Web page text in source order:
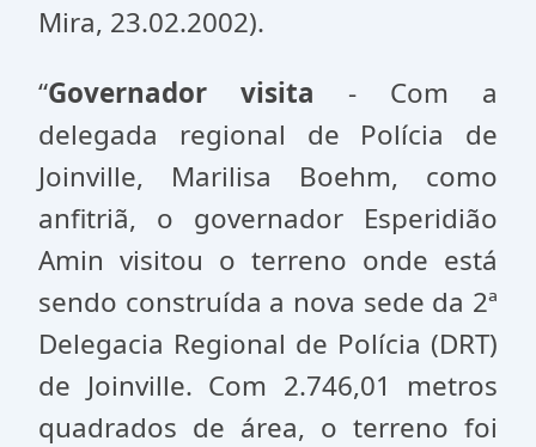
Mira, 23.02.2002).
“Governador visita - Com a
delegada regional de Polícia de
Joinville, Marilisa Boehm, como
anfitriã, o governador Esperidião
Amin visitou o terreno onde está
sendo construída a nova sede da 2ª
Delegacia Regional de Polícia (DRT)
de Joinville. Com 2.746,01 metros
quadrados de área, o terreno foi